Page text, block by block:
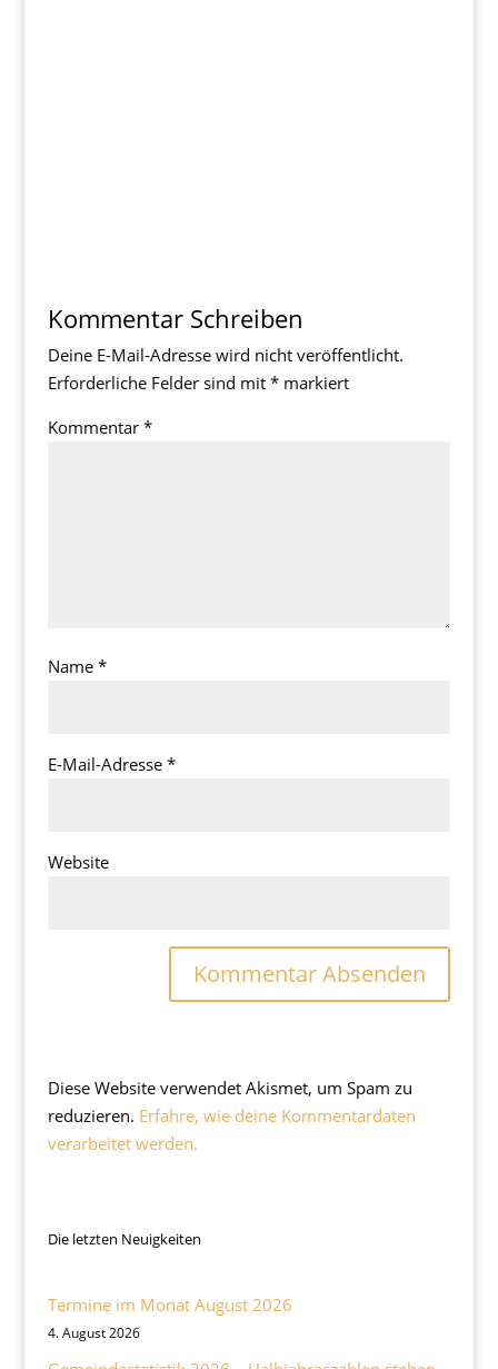
Kommentar Schreiben
Deine E-Mail-Adresse wird nicht veröffentlicht.
Erforderliche Felder sind mit *markiert
Kommentar *
Name *
E-Mail-Adresse *
Website
Diese Website verwendet Akismet, um Spam zu
reduzieren. Erfahre, wie deine Kommentardaten
verarbeitet werden.
Die letzten Neuigkeiten
Termine im Monat August 2026
4. August 2026